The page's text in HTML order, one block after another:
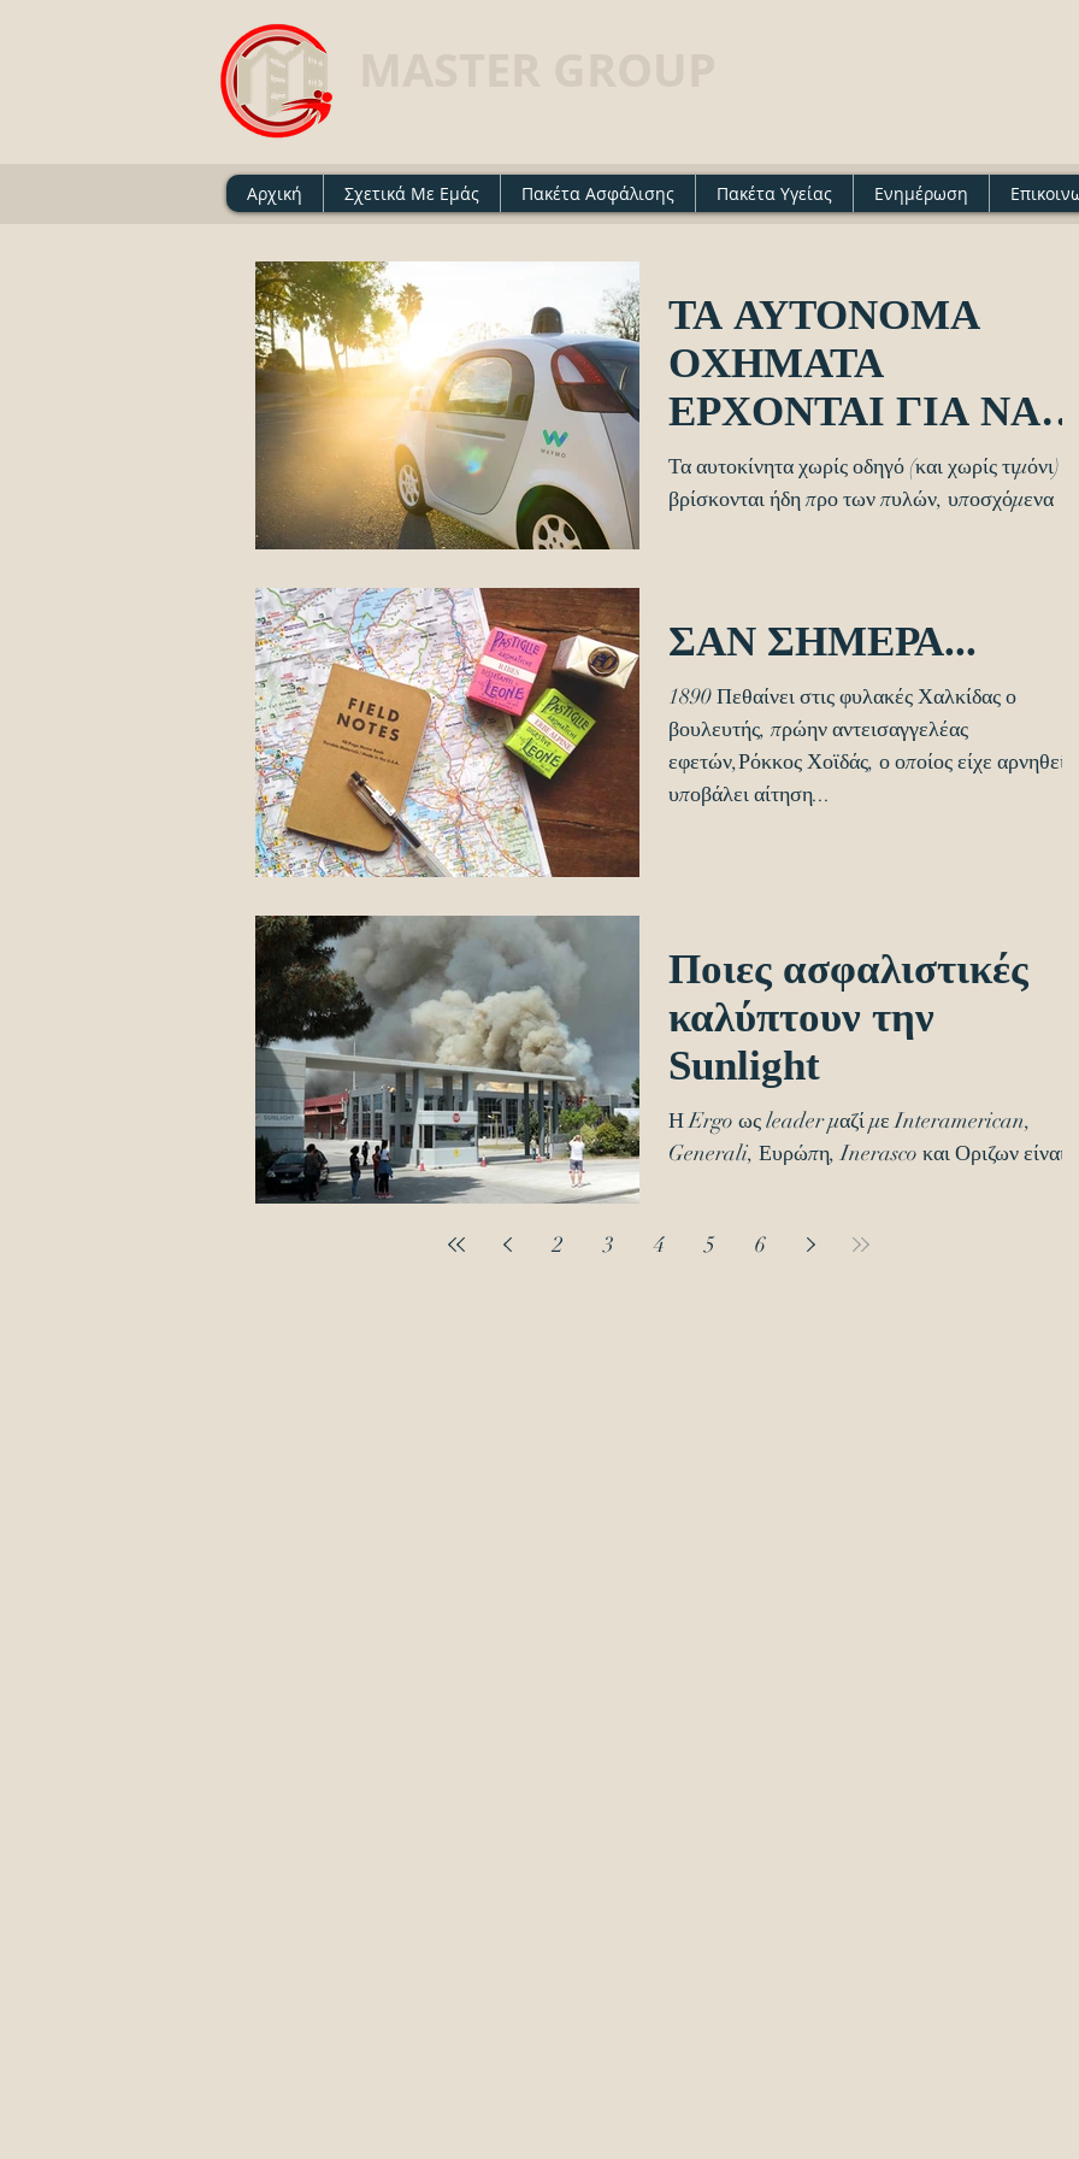
Αρχική Σχετικά Με Εμάς Πακέτα Ασφάλισης Πακέτα Υγείας Ενημέρωση
ΤΑ ΑΥΤΟΝΟΜΑ
ΟΧΗΜΑΤΑ
ΕΡΧΟΝΤΑΙ ΓΙΑ ΝΑ
ΑΛΛΑΞΟΥΝ ΤΟΝ
ΚΟΣΜΟ
Τα αυτοκίνητα χωρίς οδηγό (και χωρίς τιμόνι)
βρίσκονται ήδη προ των πυλών, υποσχόμενα
ΣΑΝ ΣΗΜΕΡΑ...
1890 Πεθαίνει στις φυλακές Χαλκίδας ο
βουλευτής, πρώην αντεισαγγελέας
εφετών,Ρόκκος Χοϊδάς, ο οποίος είχε αρνηθεί να
υποβάλει αίτηση...
Ποιες ασφαλιστικές
καλύπτουν την
Sunlight
Η Ergo ως leader μαζί με Interamerican,
Generali, Ευρώπη, Inerasco και Οριζων είναι οι
2 3 4 5 6